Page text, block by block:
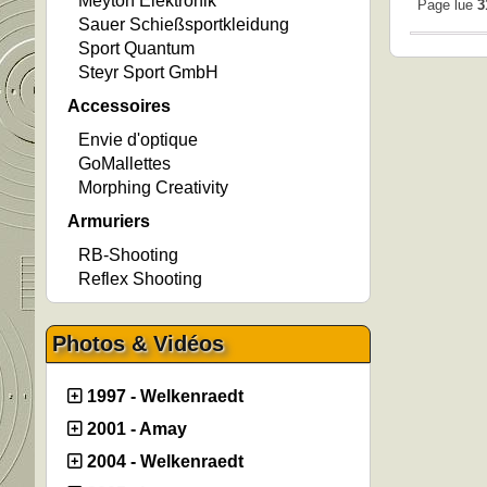
Sauer Schießsportkleidung
Sport Quantum
Steyr Sport GmbH
Accessoires
Envie d'optique
GoMallettes
Morphing Creativity
Armuriers
RB-Shooting
Reflex Shooting
Photos & Vidéos
1997 - Welkenraedt
2001 - Amay
2004 - Welkenraedt
Page lue